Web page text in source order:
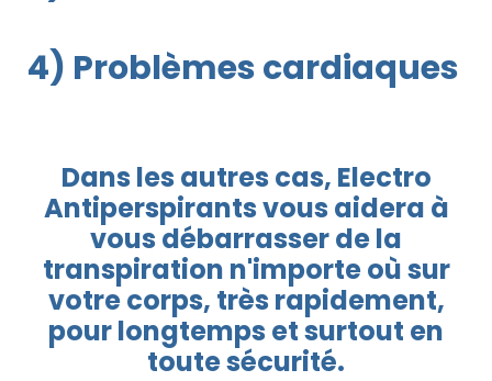
4) Problèmes cardiaques
Dans les autres cas, Electro
Antiperspirants vous aidera à
vous débarrasser de la
transpiration n'importe où sur
votre corps, très rapidement,
pour longtemps et surtout en
toute sécurité.